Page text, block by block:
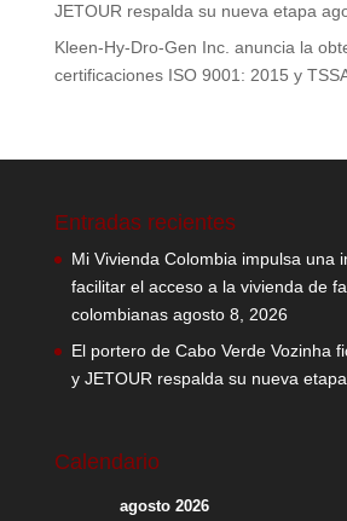
JETOUR respalda su nueva etapa
Kleen-Hy-Dro-Gen Inc. anuncia la
certificaciones ISO 9001: 2015 y
Entradas recientes
Mi Vivienda Colombia impulsa una
facilitar el acceso a la vivienda de
colombianas agosto 8, 2026
El portero de Cabo Verde Vozinha
y JETOUR respalda su nueva etapa
Calendario
agosto 2026